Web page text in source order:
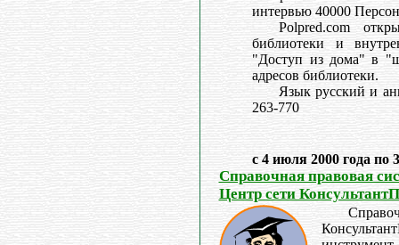
интервью 40000
Polpred.com
библиотеки и
"Доступ из дома" в
адресов библиотеки.
Язык русский и
263-770
с 4 июля 2000 года по
Справочная правовая
Центр сети